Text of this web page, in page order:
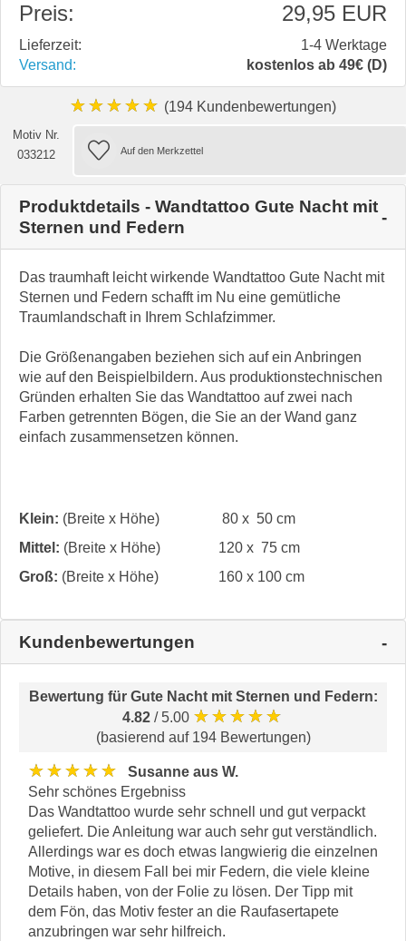
Preis: 29,95 EUR
Lieferzeit:
1-4 Werktage
Versand:
kostenlos ab 49€ (D)
★★★★★ (194 Kundenbewertungen)
Motiv Nr.
033212
Produktdetails - Wandtattoo Gute Nacht mit
Sternen und Federn
Das traumhaft leicht wirkende Wandtattoo Gute Nacht mit
Sternen und Federn schafft im Nu eine gemütliche
Traumlandschaft in Ihrem Schlafzimmer.
Die Größenangaben beziehen sich auf ein Anbringen
wie auf den Beispielbildern. Aus produktionstechnischen
Gründen erhalten Sie das Wandtattoo auf zwei nach
Farben getrennten Bögen, die Sie an der Wand ganz
einfach zusammensetzen können.
Klein: (Breite x Höhe)
80 x 50 cm
Mittel: (Breite x Höhe)
120 x 75 cm
Groß: (Breite x Höhe) 160 x 100 cm
Kundenbewertungen
Bewertung für Gute Nacht mit Sternen und Federn:
4.82 / 5.00 ★★★★★
(basierend auf 194 Bewertungen)
★★★★★
Susanne aus W.
Sehr schönes Ergebniss
Das Wandtattoo wurde sehr schnell und gut verpackt
geliefert. Die Anleitung war auch sehr gut verständlich.
Allerdings war es doch etwas langwierig die einzelnen
Motive, in diesem Fall bei mir Federn, die viele kleine
Details haben, von der Folie zu lösen. Der Tipp mit
dem Fön, das Motiv fester an die Raufasertapete
anzubringen war sehr hilfreich.